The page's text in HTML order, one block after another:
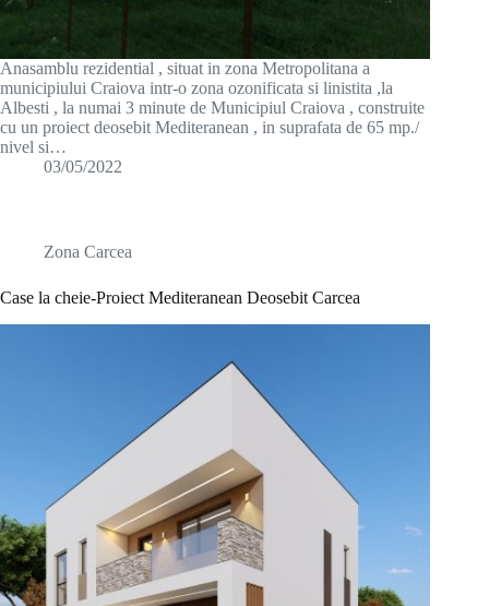
Anasamblu rezidential , situat in zona Metropolitana a
municipiului Craiova intr-o zona ozonificata si linistita ,la
Albesti , la numai 3 minute de Municipiul Craiova , construite
cu un proiect deosebit Mediteranean , in suprafata de 65 mp./
nivel si…
03/05/2022
Zona Carcea
Case la cheie-Proiect Mediteranean Deosebit Carcea